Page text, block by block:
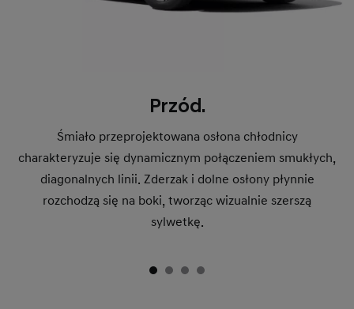
Przód.
Śmiało przeprojektowana osłona chłodnicy
charakteryzuje się dynamicznym połączeniem smukłych,
diagonalnych linii. Zderzak i dolne osłony płynnie
rozchodzą się na boki, tworząc wizualnie szerszą
sylwetkę.